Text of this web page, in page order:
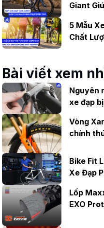
Giant
5 Mẫu
Chất
Bài viết xem
Nguyên
xe đạp
Vòng
chính
Bike Fit
Xe Đạp
Lốp
EXO